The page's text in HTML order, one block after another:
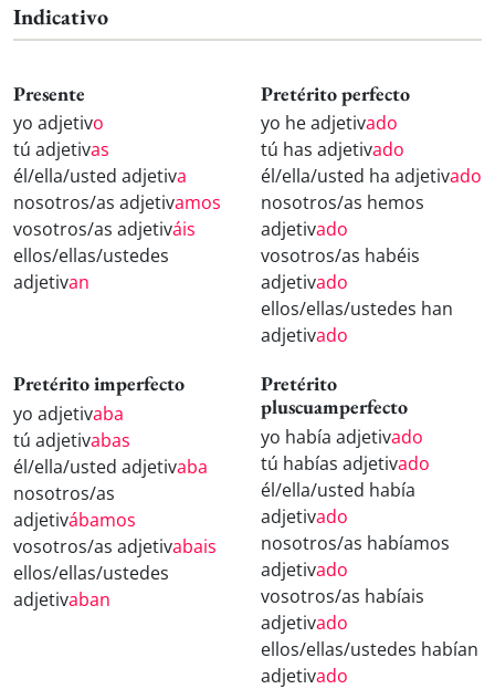
Indicativo
Presente
yo adjetivo
tú adjetivas
él/ella/usted adjetiva
nosotros/as adjetivamos
vosotros/as adjetiváis
ellos/ellas/ustedes
adjetivan
Pretérito perfecto
yo he adjetivado
tú has adjetivado
él/ella/usted ha adjetivado
nosotros/as hemos
adjetivado
vosotros/as habéis
adjetivado
ellos/ellas/ustedes han
adjetivado
Pretérito imperfecto
yo adjetivaba
tú adjetivabas
él/ella/usted adjetivaba
nosotros/as
adjetivábamos
vosotros/as adjetivabais
ellos/ellas/ustedes
adjetivaban
Pretérito
pluscuamperfecto
yo había adjetivado
tú habías adjetivado
él/ella/usted había
adjetivado
nosotros/as habíamos
adjetivado
vosotros/as habíais
adjetivado
ellos/ellas/ustedes habían
adjetivado